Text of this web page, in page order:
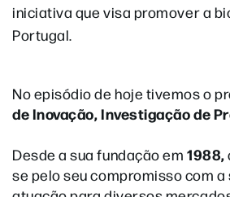
iniciativa que visa promover a
Portugal.
No episódio de hoje tivemos o
de Inovação, Investigação de
Desde a sua fundação em 1988,
se pelo seu compromisso com